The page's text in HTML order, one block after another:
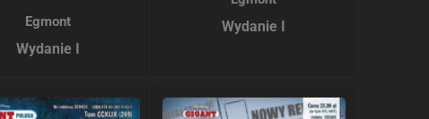
Egmont
Wydanie I
Wydanie I